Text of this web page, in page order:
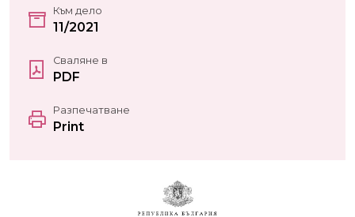
Към дело
11/2021
Сваляне в
PDF
Разпечатване
Print